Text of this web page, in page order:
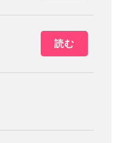
読む